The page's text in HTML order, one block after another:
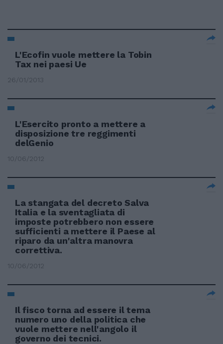
L'Ecofin vuole mettere la Tobin
Tax nei paesi Ue
26/01/2013
L'Esercito pronto a mettere a
disposizione tre reggimenti
delGenio
10/06/2012
La stangata del decreto Salva
Italia e la sventagliata di
imposte potrebbero non essere
sufficienti a mettere il Paese al
riparo da un'altra manovra
correttiva.
10/06/2012
Il fisco torna ad essere il tema
numero uno della politica che
vuole mettere nell'angolo il
governo dei tecnici.